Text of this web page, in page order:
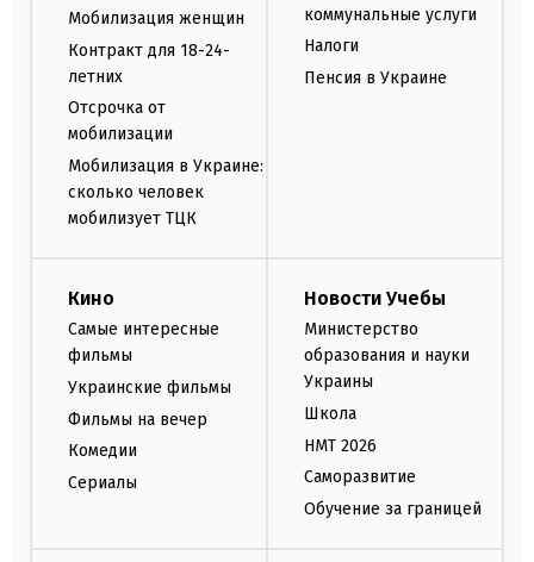
Мобилизация женщин
Контракт для 18-24-
летних
Отсрочка от
мобилизации
Мобилизация в Украине:
сколько человек
мобилизует ТЦК
коммунальные услуги
Налоги
Пенсия в Украине
Кино
Самые интересные
фильмы
Украинские фильмы
Фильмы на вечер
Комедии
Сериалы
Новости Учебы
Министерство
образования и науки
Украины
Школа
НМТ 2026
Саморазвитие
Обучение за границей